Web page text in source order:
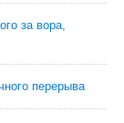
за вора,
перерыва